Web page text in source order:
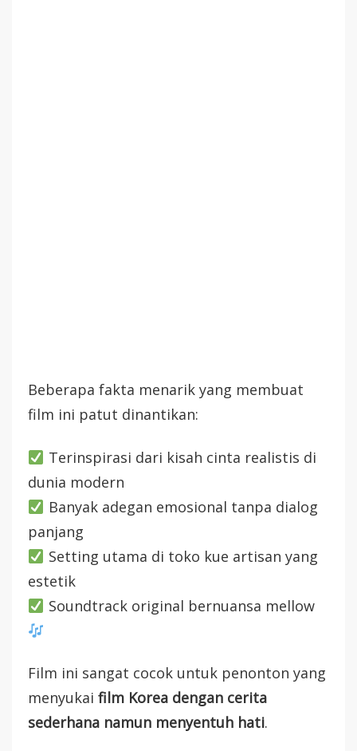
Beberapa fakta menarik yang membuat
film ini patut dinantikan:
Terinspirasi dari kisah cinta realistis di
dunia modern
Banyak adegan emosional tanpa dialog
panjang
Setting utama di toko kue artisan yang
estetik
Soundtrack original bernuansa mellow
Film ini sangat cocok untuk penonton yang
menyukai film Korea dengan cerita
sederhana namun menyentuh hati.